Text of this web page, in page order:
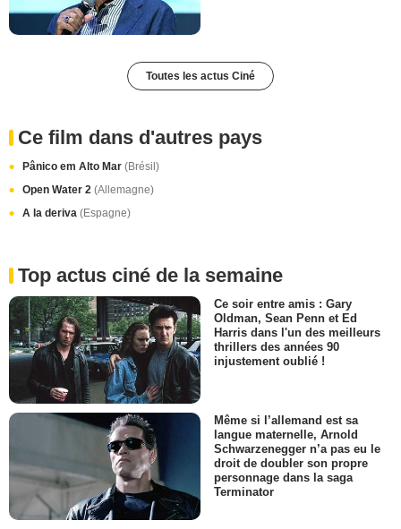
Toutes les actus Ciné
Ce film dans d'autres pays
Pânico em Alto Mar (Brésil)
Open Water 2 (Allemagne)
A la deriva (Espagne)
Top actus ciné de la semaine
Ce soir entre amis : Gary
Oldman, Sean Penn et Ed
Harris dans l'un des meilleurs
thrillers des années 90
injustement oublié !
Même si l’allemand est sa
langue maternelle, Arnold
Schwarzenegger n’a pas eu le
droit de doubler son propre
personnage dans la saga
Terminator